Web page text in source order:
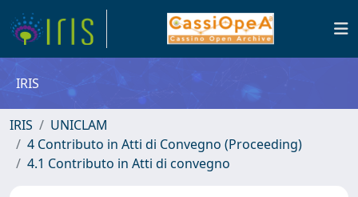
IRIS
IRIS
UNICLAM
4 Contributo in Atti di Convegno (Proceeding)
4.1 Contributo in Atti di convegno